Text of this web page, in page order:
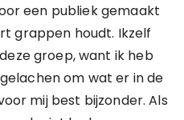
een publiek gemaakt
grappen houdt. Ikzelf
groep, want ik heb
om wat er in de
mij best bijzonder. Als